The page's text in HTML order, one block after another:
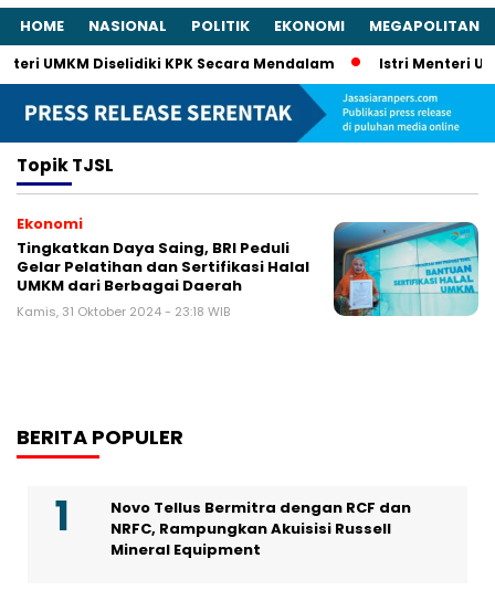
HOME NASIONAL POLITIK EKONOMI MEGAPOLITAN
UMKM Diselidiki KPK Secara Mendalam Istri Menteri
TopikTJSL
Ekonomi
Tingkatkan Daya Saing, BRI Peduli
Gelar Pelatihan dan Sertifikasi Halal
UMKM dari Berbagai Daerah
Kamis, 31 Oktober 2024 - 23:18 WIB
BERITA POPULER
Novo Tellus Bermitra dengan RCF dan
NRFC, Rampungkan Akuisisi Russell
Mineral Equipment